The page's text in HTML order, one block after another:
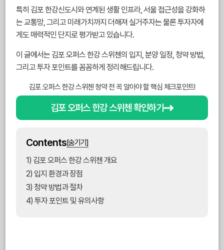
특히 김포 한강신도시와 연계된 생활 인프라, 서울 접근성을 강화하
는 교통망, 그리고 미래가치까지 더해져 실거주자는 물론 투자자에
게도 매력적인 단지로 평가받고 있습니다.
이 글에서는 김포 오퍼스 한강 스위첸의 입지, 분양 일정, 청약 방법,
그리고 투자 포인트를 꼼꼼하게 정리해드립니다.
김포 오퍼스 한강 스위첸 청약 전 꼭 알아야 할 핵심 체크포인트!
김포 오퍼스 한강 스위첸 확인하기
Contents[숨기기]
1) 김포 오퍼스 한강 스위첸 개요
2) 입지 환경과 장점
3) 청약 방법과 절차
4) 투자 포인트 및 유의사항